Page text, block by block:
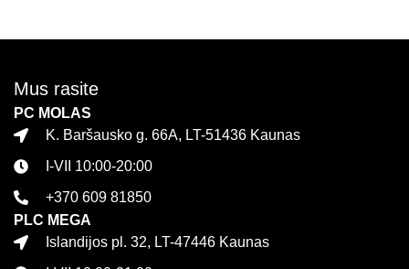
Mus rasite
PC MOLAS
K. Baršausko g. 66A, LT-51436 Kaunas
I-VII 10:00-20:00
+370 609 81850
PLC MEGA
Islandijos pl. 32, LT-47446 Kaunas